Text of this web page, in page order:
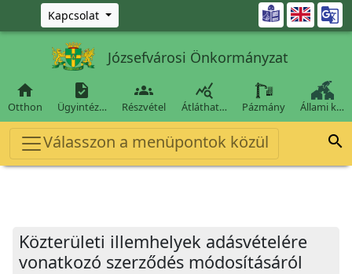
Ugrás a fő tartalomra
Kapcsolat 
Józsefvárosi Önkormányzat

Otthon

Ügyintéz…

Részvétel

Átláthat… Pázmány Állami k…
Válasszon a menüpontok közül 
Közterületi illemhelyek adásvételére
vonatkozó szerződés módosításáról